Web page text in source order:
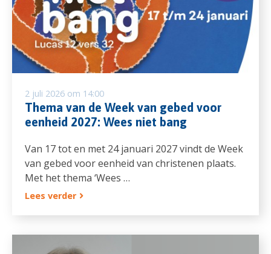
2 juli 2026 om 14:00
Thema van de Week van gebed voor
eenheid 2027: Wees niet bang
Van 17 tot en met 24 januari 2027 vindt de Week
van gebed voor eenheid van christenen plaats.
Met het thema ‘Wees …
Lees verder